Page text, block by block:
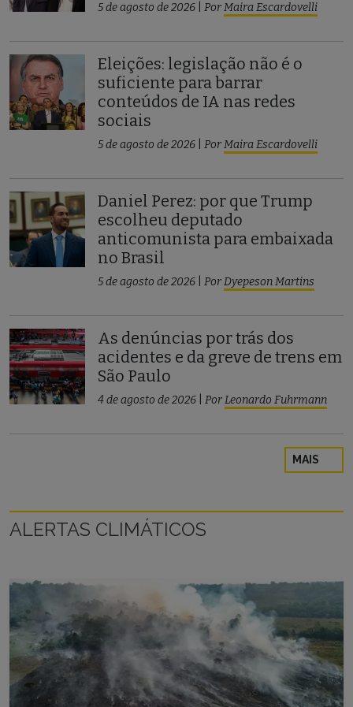
5 de agosto de 2026 PorMaira Escardovelli
Eleições: legislação não é o
suficiente para barrar
conteúdos de IA nas redes
sociais
5 de agosto de 2026 PorMaira Escardovelli
Daniel Perez: por que Trump
escolheu deputado
anticomunista para embaixada
no Brasil
5 de agosto de 2026 PorDyepeson Martins
As denúncias por trás dos
acidentes e da greve de trens em
São Paulo
4 de agosto de 2026 PorLeonardo Fuhrmann
MAIS
ALERTAS CLIMÁTICOS